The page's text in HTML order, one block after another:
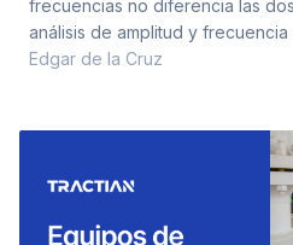
frecuencias no diferencia las dos.
análisis de amplitud y
de vibraciones: permite
idénticas. El desbalance y la
Edgar de la Cruz